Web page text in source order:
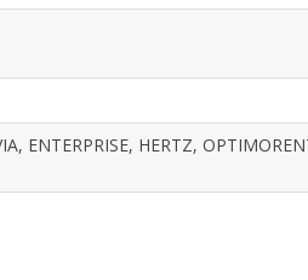
ENTERPRISE, HERTZ,